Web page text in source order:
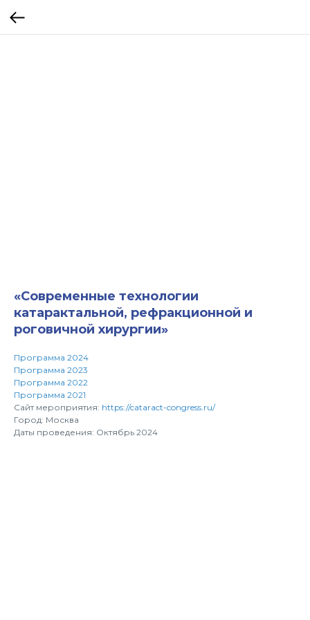
«Современные технологии
катарактальной, рефракционной и
роговичной хирургии»
Программа 2024
Программа 2023
Программа 2022
Программа 2021
Сайт мероприятия: https://cataract-congress.ru/
Город: Москва
Даты проведения: Октябрь 2024